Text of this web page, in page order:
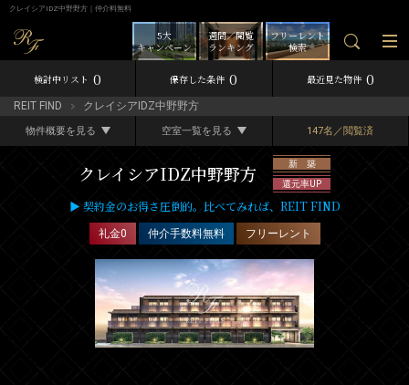
クレイシアIDZ中野野方｜仲介料無料
フリーレント
検索
週間／閲覧
ランキング
5大
キャンペーン
検討中リスト 0 保存した条件 0 最近見た物件 0
REIT FIND クレイシアIDZ中野野方
物件概要を見る 空室一覧を見る 147名／閲覧済
クレイシアIDZ中野野方
新 築
還元率UP
▶ 契約金のお得さ圧倒的。比べてみれば、REIT FIND
礼金0 仲介手数料無料 フリーレント